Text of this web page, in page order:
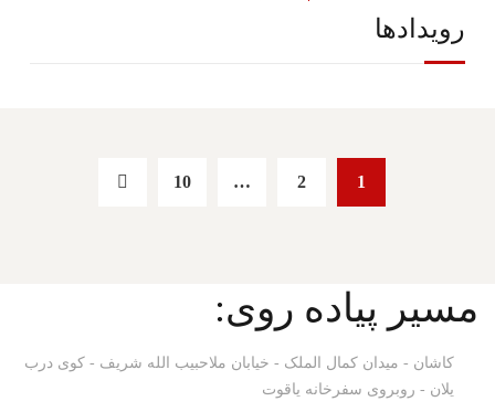
رویدادها
1
2
…
10
مسیر پیاده روی:
کاشان - میدان کمال الملک - خیابان ملاحبیب الله شریف - کوی درب
یلان - روبروی سفرخانه یاقوت